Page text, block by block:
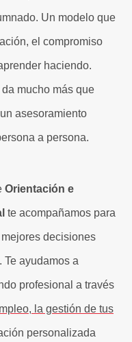
Un modelo que
el compromiso
haciendo.
mucho más que
asesoramiento
a persona.
Orientación e
te acompañamos para
decisiones
Te ayudamos a
profesional a través
la gestión de tus
personalizada